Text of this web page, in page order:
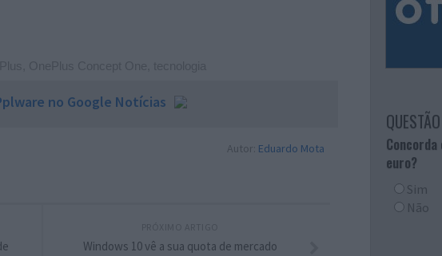
no Google Notícias
Autor: Eduardo Mota
Windows 10 vê a sua quota de mercado
euro?
Sim
Não